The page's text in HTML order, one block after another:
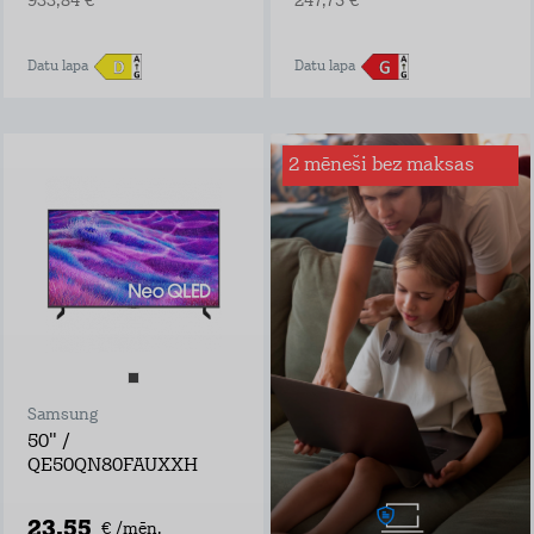
Datu lapa Datu lapa
Samsung
50" /
QE50QN80FAUXXH
23,55 € /mēn.
2 mēneši bez maksas
Interneta drošība
mājai
Sērfo internetā droši
– mēs būsim tava
digitālā glābšanas
veste!
Ar Interneta Drošību
būsi pasargāts no:
inficētām vietnēm
viltus veikaliem,
bankām un
personām, kuras
vēlas iegūt tavus
bankas datus
programmām, kas
mēģina iekļaut